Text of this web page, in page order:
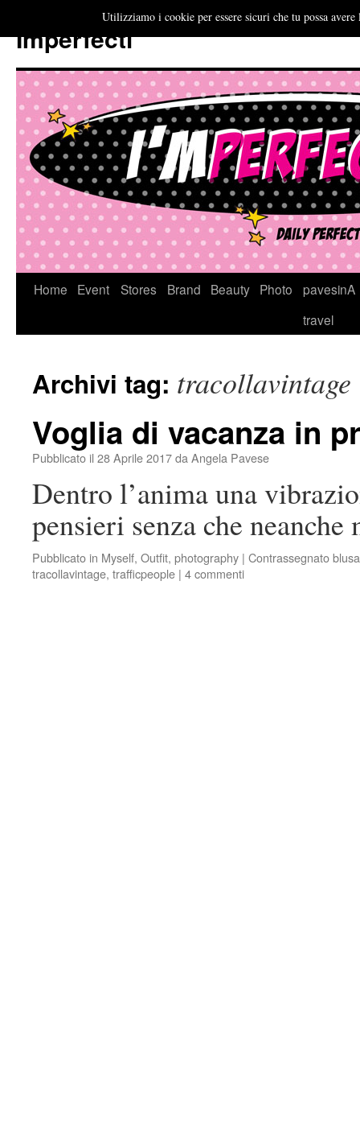
Imperfecti
VaiHome Event Stores Brand Beauty Photo
pavesinA
travel
Archivi tag: tracollavintage
Voglia di vacanza in
Pubblicato il 28 Aprile 2017da Angela Pavese
Dentro l’anima una
pensieri senza che neanche
Pubblicato in Myself, Outfit, photography | Contrassegnato
tracollavintage, trafficpeople | 4 commenti
Utilizziamo i cookie per essere sicuri che tu possa